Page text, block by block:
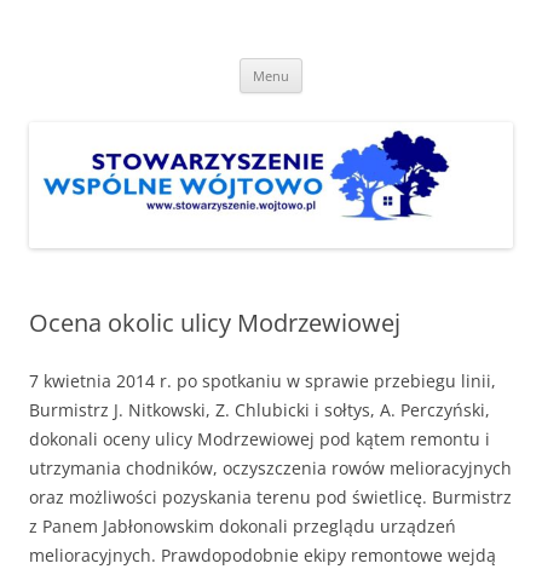
Wójtowo"
Menu
Ocena okolic ulicy Modrzewiowej
7 kwietnia 2014 r. po spotkaniu w sprawie przebiegu linii,
Burmistrz J. Nitkowski, Z. Chlubicki i sołtys, A. Perczyński,
dokonali oceny ulicy Modrzewiowej pod kątem remontu i
utrzymania chodników, oczyszczenia rowów melioracyjnych
oraz możliwości pozyskania terenu pod świetlicę. Burmistrz
z Panem Jabłonowskim dokonali przeglądu urządzeń
melioracyjnych. Prawdopodobnie ekipy remontowe wejdą